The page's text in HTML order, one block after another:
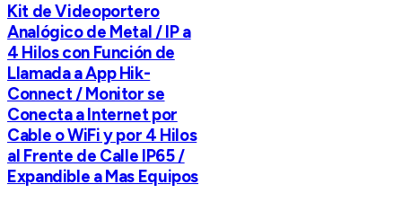
Kit de Videoportero
Analógico de Metal / IP a
4 Hilos con Función de
Llamada a App Hik-
Connect / Monitor se
Conecta a Internet por
Cable o WiFi y por 4 Hilos
al Frente de Calle IP65 /
Expandible a Mas Equipos